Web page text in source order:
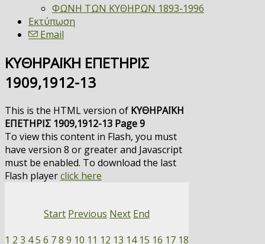
ΦΩΝΗ ΤΩΝ ΚΥΘΗΡΩΝ 1893-1996
Εκτύπωση
Email
ΚΥΘΗΡΑΪΚΗ ΕΠΕΤΗΡΙΣ
1909,1912-13
This is the HTML version of ΚΥΘΗΡΑΪΚΗ
ΕΠΕΤΗΡΙΣ 1909,1912-13 Page 9
To view this content in Flash, you must
have version 8 or greater and Javascript
must be enabled. To download the last
Flash playerclick here
Start Previous Next End
1 2 3 45 6 78 9 10 11 12 13 14 15 16 17 18